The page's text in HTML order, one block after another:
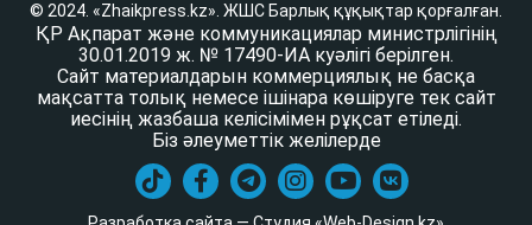
© 2024. «Zhaikpress.kz». ЖШС Барлық құқықтар қорғалған.
ҚР Ақпарат және коммуникациялар министрлігінің
30.01.2019 ж. № 17490-ИА куәлігі берілген.
Сайт материалдарын коммерциялық не басқа
мақсатта толық немесе ішінара көшіруге тек сайт
иесінің жазбаша келісімімен рұқсат етіледі.
Біз әлеуметтік желілерде